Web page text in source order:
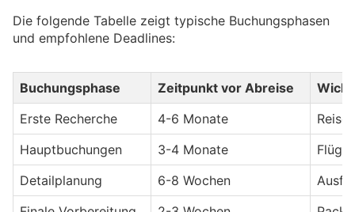
Die folgende Tabelle zeigt typische Buchungsphasen
und empfohlene Deadlines:
Buchungsphase Zeitpunkt vor Abreise
Erste Recherche
4-6 Monate
Hauptbuchungen
3-4 Monate
Detailplanung
6-8 Wochen